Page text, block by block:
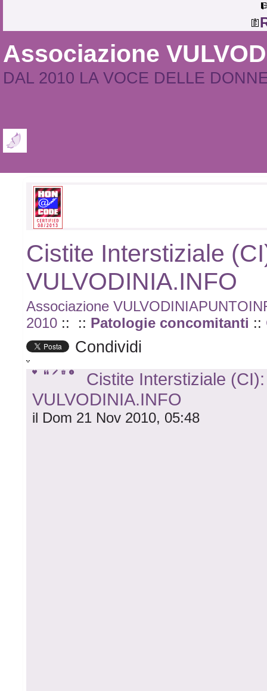
Associazione
DAL 2010 LA VOCE DELLE
Cistite Interstiziale
VULVODINIA.INFO
Associazione
2010 :: :: Patologie concomitanti ::
Condividi
Cistite Interstiziale
VULVODINIA.INFO
il Dom 21 Nov 2010, 05:48